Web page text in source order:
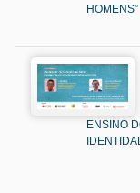
HOMENS”
ENSINO